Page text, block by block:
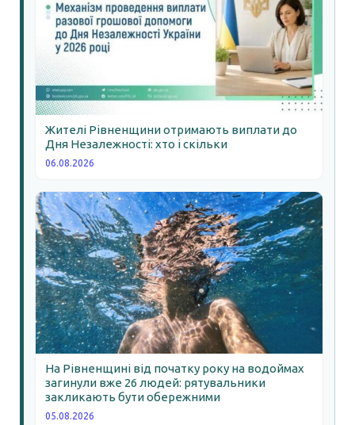
Жителі Рівненщини отримають виплати до
Дня Незалежності: хто і скільки
06.08.2026
На Рівненщині від початку року на водоймах
загинули вже 26 людей: рятувальники
закликають бути обережними
05.08.2026